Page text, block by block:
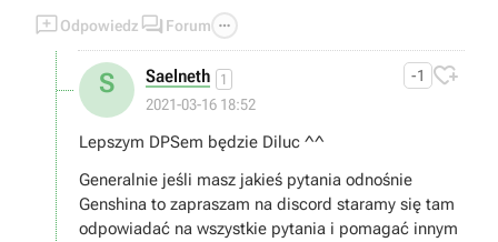
Odpowiedz  Forum 
S Saelneth 1
2021-03-16 18:52
-1 
Lepszym DPSem będzie Diluc ^^
Generalnie jeśli masz jakieś pytania odnośnie
Genshina to zapraszam na discord staramy się tam
odpowiadać na wszystkie pytania i pomagać innym